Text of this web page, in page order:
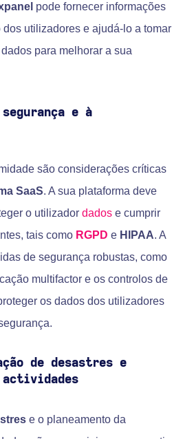
pode fornecer informações
utilizadores e ajudá-lo a tomar
para melhorar a sua
e à
são considerações críticas
SaaS. A sua plataforma deve
o utilizador dados e cumprir
tais como RGPD e HIPAA. A
de segurança robustas, como
multifactor e os controlos de
os dados dos utilizadores
de desastres e
e o planeamento da